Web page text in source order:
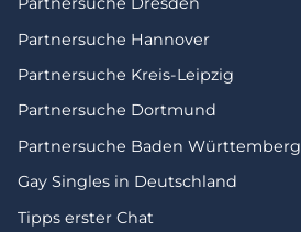
Partnersuche Hannover
Partnersuche Kreis-Leipzig
Partnersuche Dortmund
Partnersuche Baden Württemberg
Gay Singles in Deutschland
Tipps erster Chat